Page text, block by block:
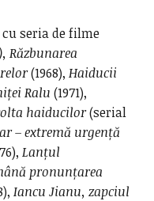
seria de filme
Răzbunarea
(1968), Haiducii
Ralu (1971),
haiducilor(serial
– extremă urgență
Lanțul
pronunțarea
Iancu Jianu, zapciul